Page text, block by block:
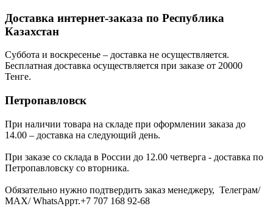
Доставка интернет-заказа по Республика
Казахстан
Суббота и воскресенье – доставка не осуществляется.
Бесплатная доставка осуществляется при заказе от 20000
Тенге.
Петропавловск
При наличии товара на складе при оформлении заказа до
14.00 – доставка на следующий день.
При заказе со склада в России до 12.00 четверга - доставка по
Петропавловску со вторника.
Обязательно нужно подтвердить заказ менеджеру, Телеграм/
МАХ/ WhatsAppт.+7 707 168 92-68